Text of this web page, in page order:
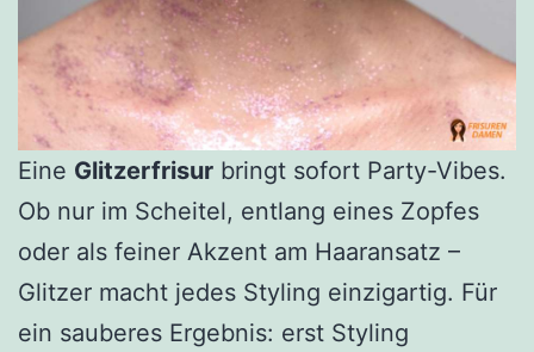
Eine Glitzerfrisur bringt sofort Party-Vibes.
Ob nur im Scheitel, entlang eines Zopfes
oder als feiner Akzent am Haaransatz –
Glitzer macht jedes Styling einzigartig. Für
ein sauberes Ergebnis: erst Styling